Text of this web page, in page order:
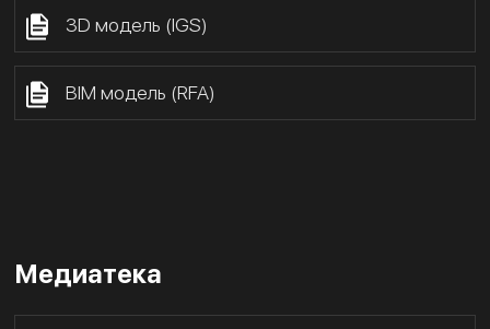
3D модель (IGS)
BIM модель (RFA)
Медиатека